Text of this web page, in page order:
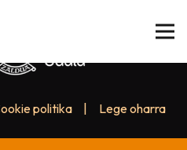
politika Lege oharra